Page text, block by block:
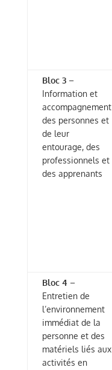
Bloc 3–
Information et
accompagnement
des personnes et
de leur
entourage, des
professionnels et
des apprenants
Bloc 4–
Entretien de
l’environnement
immédiat de la
personne et des
matériels liés aux
activités en